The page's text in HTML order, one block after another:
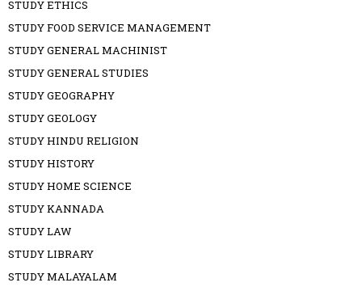
STUDY ETHICS
STUDY FOOD SERVICE MANAGEMENT
STUDY GENERAL MACHINIST
STUDY GENERAL STUDIES
STUDY GEOGRAPHY
STUDY GEOLOGY
STUDY HINDU RELIGION
STUDY HISTORY
STUDY HOME SCIENCE
STUDY KANNADA
STUDY LAW
STUDY LIBRARY
STUDY MALAYALAM